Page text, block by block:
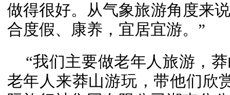
做得很好。从气象旅游角度来
合度假、康养，宜居宜游。”
“我们主要做老年人旅游，
老年人来莽山游玩，带他们欣